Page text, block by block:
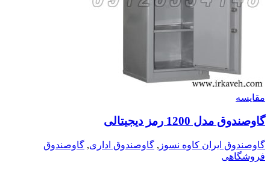
مقايسه
گاوصندوق مدل 1200 رمز دیجیتالی
گاوصندوق ایران کاوه نسوز , گاوصندوق اداری, گاوصندوق
فروشگاهی